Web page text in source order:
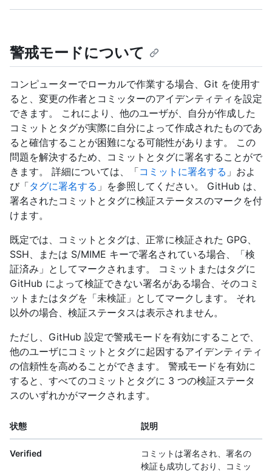
警戒モードについて
コンピューターでローカルで作業する場合、Git を使用す
ると、変更の作者とコミッターのアイデンティティを設定
できます。 これにより、他のユーザが、自分が作成した
コミットとタグが実際に自分によって作成されたものであ
ると確信することが困難になる可能性があります。 この
問題を解決するため、コミットとタグに署名することがで
きます。 詳細については、「コミットに署名する 」およ
び「タグに署名する 」を参照してください。 GitHub は、
署名されたコミットとタグに検証ステータスのマークを付
けます。
既定では、コミットとタグは、正常に検証された GPG、
SSH、または S/MIME キーで署名されている場合、「検
証済み」としてマークされます。 コミットまたはタグに
GitHub によって検証できない署名がある場合、そのコミ
ットまたはタグを「未検証」としてマークします。 それ
以外の場合、検証ステータスは表示されません。
ただし、GitHub 設定で警戒モードを有効にすることで、
他のユーザにコミットとタグに起因するアイデンティティ
の信頼性を高めることができます。 警戒モードを有効に
すると、すべてのコミットとタグに 3 つの検証ステータ
スのいずれかがマークされます。
状態 説明
Verified
コミットは署名され、署名の
検証も成功しており、コミッ